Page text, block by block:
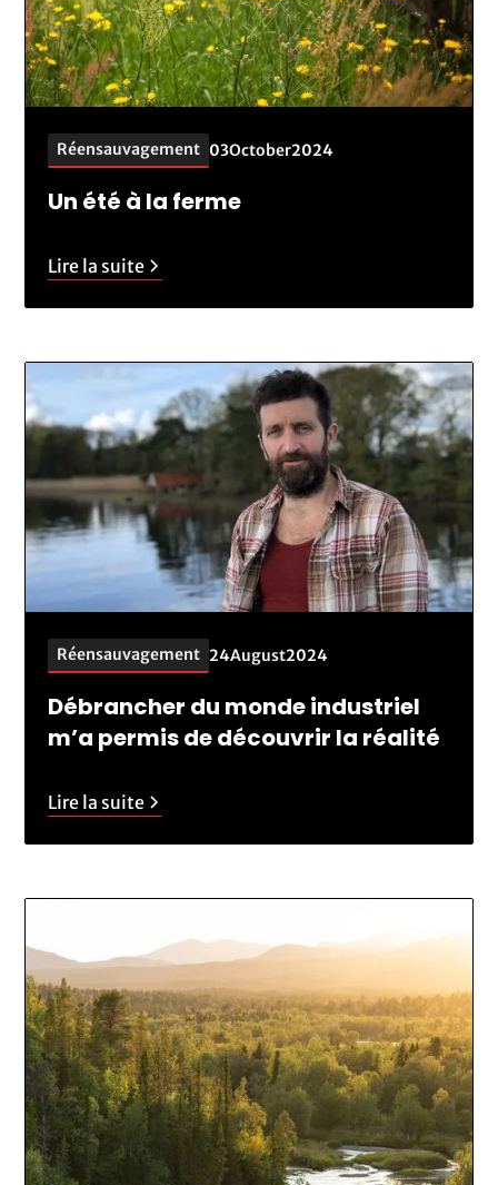
Réensauvagement 03October2024
Un été à la ferme
Lire la suite
Réensauvagement 24August2024
Débrancher du monde industriel
m’a permis de découvrir la réalité
Lire la suite